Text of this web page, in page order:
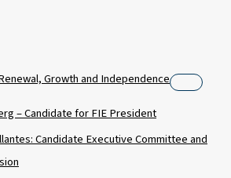
Growth and Independence
– Candidate for FIE President
Candidate Executive Committee and